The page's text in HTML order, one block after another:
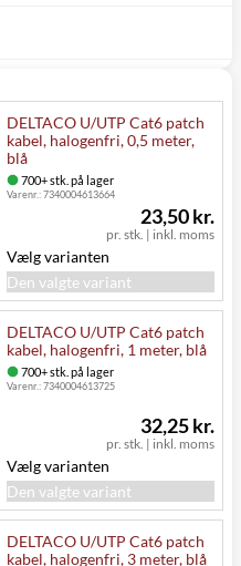
DELTACO U/UTP Cat6 patch
kabel, halogenfri, 0,5 meter,
blå
700+ stk. på lager
Varenr.:7340004613664
pr. stk. | inkl. moms
23,50 kr.
Vælg varianten
Den valgte variant
DELTACO U/UTP Cat6 patch
kabel, halogenfri, 1 meter, blå
700+ stk. på lager
Varenr.:7340004613725
pr. stk. | inkl. moms
32,25 kr.
Vælg varianten
Den valgte variant
DELTACO U/UTP Cat6 patch
kabel, halogenfri, 3 meter, blå